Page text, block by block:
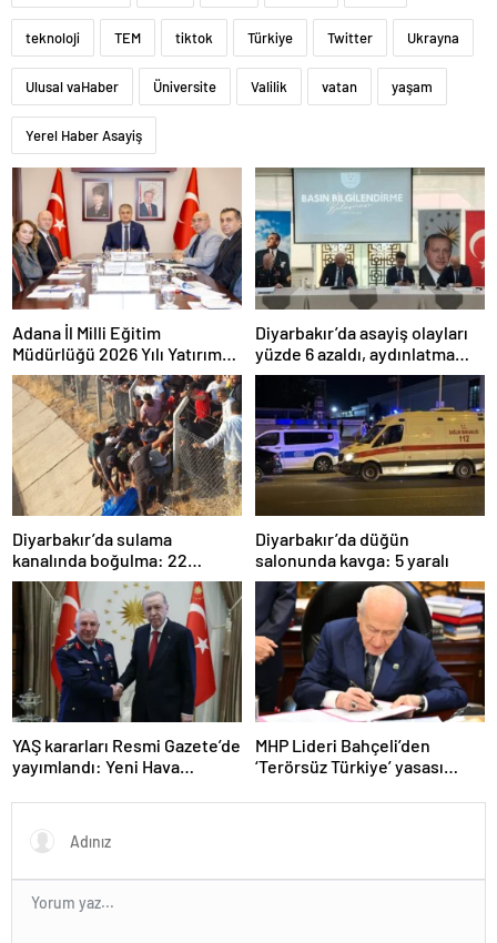
teknoloji TEM tiktok Türkiye Twitter Ukrayna
Ulusal vaHaber Üniversite Valilik vatan yaşam
Yerel Haber Asayiş
Adana İl Milli Eğitim
Müdürlüğü 2026 Yılı Yatırım
Programı değerlendirildi
Diyarbakır’da asayiş olayları
yüzde 6 azaldı, aydınlatma
oranı yüzde 98’e yükseldi
Diyarbakır’da sulama
kanalında boğulma: 22
yaşındaki genç hayatını
kaybetti
Diyarbakır’da düğün
salonunda kavga: 5 yaralı
YAŞ kararları Resmi Gazete’de
yayımlandı: Yeni Hava
Orgeneral Rafet Dalkıran
MHP Lideri Bahçeli’den
‘Terörsüz Türkiye’ yasası